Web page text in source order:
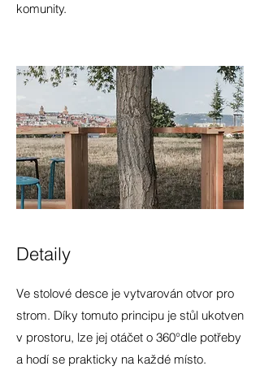
komunity.​
Detaily
Ve stolové desce je vytvarován otvor pro
strom. Díky tomuto principu je stůl ukotven
v prostoru, lze jej otáčet o 360°dle potřeby
a hodí se prakticky na každé místo.